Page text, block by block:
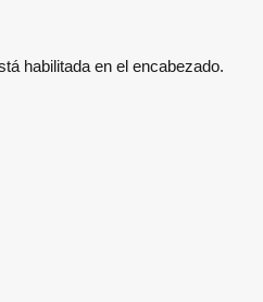
habilitada en el encabezado.